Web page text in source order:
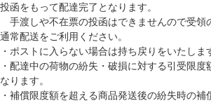
投函をもって配達完了となります。
手渡しや不在票の投函はできませんので受領
通常配送をご利用ください。
・ポストに入らない場合は持ち戻りをいたしま
・配達中の荷物の紛失・破損に対する引受限度
なります。
・補償限度額を超える商品発送後の紛失時の補